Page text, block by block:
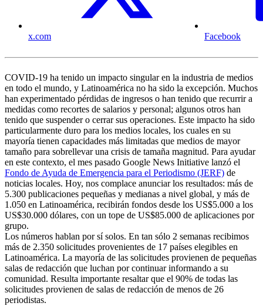
x.com Facebook
COVID-19 ha tenido un impacto singular en la industria de medios
en todo el mundo, y Latinoamérica no ha sido la excepción. Muchos
han experimentado pérdidas de ingresos o han tenido que recurrir a
medidas como recortes de salarios y personal; algunos otros han
tenido que suspender o cerrar sus operaciones. Este impacto ha sido
particularmente duro para los medios locales, los cuales en su
mayoría tienen capacidades más limitadas que medios de mayor
tamaño para sobrellevar una crisis de tamaña magnitud. Para ayudar
en este contexto, el mes pasado Google News Initiative lanzó el
Fondo de Ayuda de Emergencia para el Periodismo (JERF) de
noticias locales. Hoy, nos complace anunciar los resultados: más de
5.300 publicaciones pequeñas y medianas a nivel global, y más de
1.050 en Latinoamérica, recibirán fondos desde los US$5.000 a los
US$30.000 dólares, con un tope de US$85.000 de aplicaciones por
grupo.
Los números hablan por sí solos. En tan sólo 2 semanas recibimos
más de 2.350 solicitudes provenientes de 17 países elegibles en
Latinoamérica. La mayoría de las solicitudes provienen de pequeñas
salas de redacción que luchan por continuar informando a su
comunidad. Resulta importante resaltar que el 90% de todas las
solicitudes provienen de salas de redacción de menos de 26
periodistas.